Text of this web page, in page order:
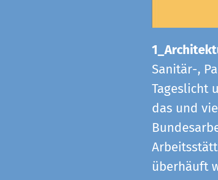
Sanitär-,
Tageslicht
das und
überhäuft